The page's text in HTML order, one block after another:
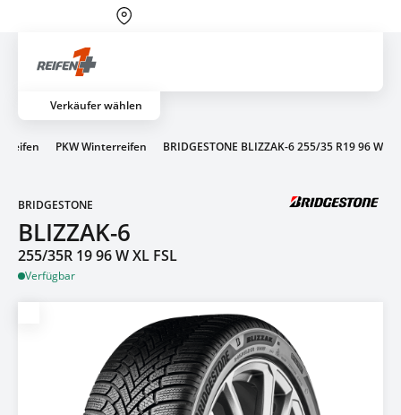
Verkäufer wählen
Reifen PKW Winterreifen BRIDGESTONE BLIZZAK-6 255/35 R19 96 W
BRIDGESTONE
BLIZZAK-6
255/35R 19 96 W XL FSL
Verfügbar